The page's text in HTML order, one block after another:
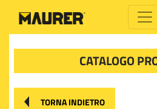
CATALOGO
TORNA INDIETRO